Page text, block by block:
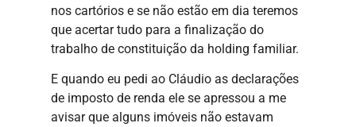
nos cartórios e se não estão em dia teremos
que acertar tudo para a finalização do
trabalho de constituição da holding familiar.
E quando eu pedi ao Cláudio as declarações
de imposto de renda ele se apressou a me
avisar que alguns imóveis não estavam